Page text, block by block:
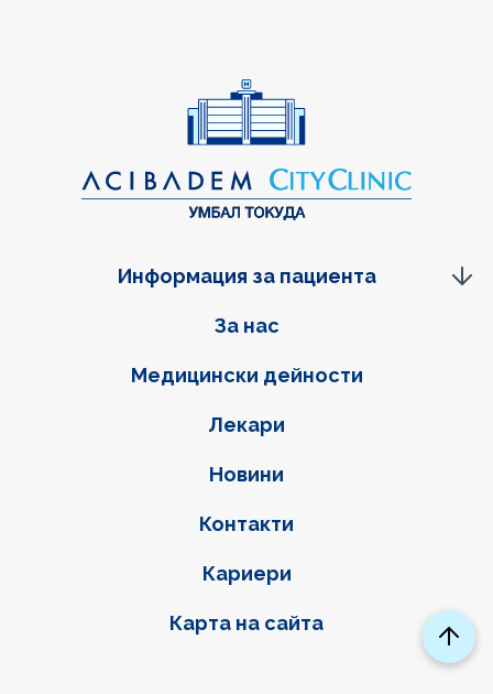
Фуутер навигация
За нас
Медицински дейности
Лекари
Новини
Контакти
Кариери
Карта на сайта
Информация за пациента